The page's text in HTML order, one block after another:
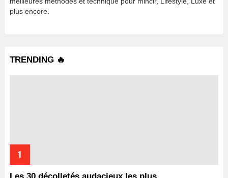
plus encore.
TRENDING 🔥